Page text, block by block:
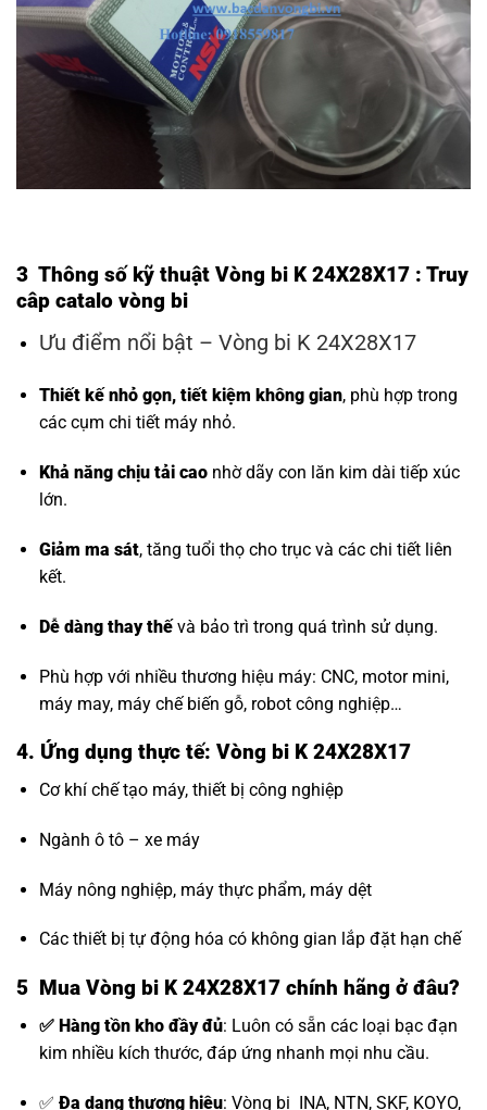
3 Thông số kỹ thuật Vòng bi K 24X28X17 : Truy
câp catalo vòng bi
Ưu điểm nổi bật – Vòng bi K 24X28X17
Thiết kế nhỏ gọn, tiết kiệm không gian, phù hợp trong
các cụm chi tiết máy nhỏ.
Khả năng chịu tải caonhờ dãy con lăn kim dài tiếp xúc
lớn.
Giảm ma sát, tăng tuổi thọ cho trục và các chi tiết liên
kết.
Dễ dàng thay thếvà bảo trì trong quá trình sử dụng.
Phù hợp với nhiều thương hiệu máy: CNC, motor mini,
máy may, máy chế biến gỗ, robot công nghiệp…
4. Ứng dụng thực tế: Vòng bi K 24X28X17
Cơ khí chế tạo máy, thiết bị công nghiệp
Ngành ô tô – xe máy
Máy nông nghiệp, máy thực phẩm, máy dệt
Các thiết bị tự động hóa có không gian lắp đặt hạn chế
5 Mua Vòng bi K 24X28X17 chính hãng ở đâu?
✅ Hàng tồn kho đầy đủ: Luôn có sẵn các loại bạc đạn
kim nhiều kích thước, đáp ứng nhanh mọi nhu cầu.
✅ Đa dạng thương hiệu: Vòng bi INA, NTN, SKF, KOYO,